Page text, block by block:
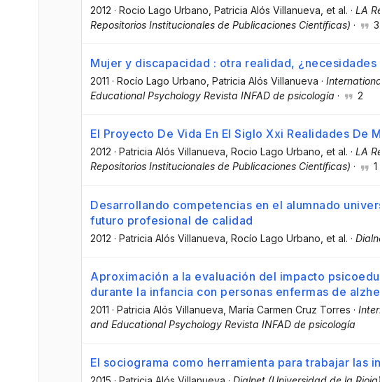
2012 · Rocio Lago Urbano , Patricia Alós Villanueva , et al. · LA
Repositorios Institucionales de Publicaciones Científicas) · 3
Mujer y discapacidad : otra realidad,
2011 · Rocío Lago Urbano , Patricia Alós Villanueva ·
Educational Psychology Revista INFAD de psicología · 2
El Proyecto De Vida En El Siglo Xxi Realidades De
2012 · Patricia Alós Villanueva , Rocio Lago Urbano , et al. · LA
Repositorios Institucionales de Publicaciones Científicas) · 1
Desarrollando competencias en el alumnado
futuro profesional de calidad
2012 · Patricia Alós Villanueva , Rocío Lago Urbano , et al. ·
Aproximación a la evaluación del impacto
durante la infancia con personas enfermas de
2011 · Patricia Alós Villanueva , María Carmen Cruz Torres ·
and Educational Psychology Revista INFAD de psicología
El sociograma como herramienta para trabajar las